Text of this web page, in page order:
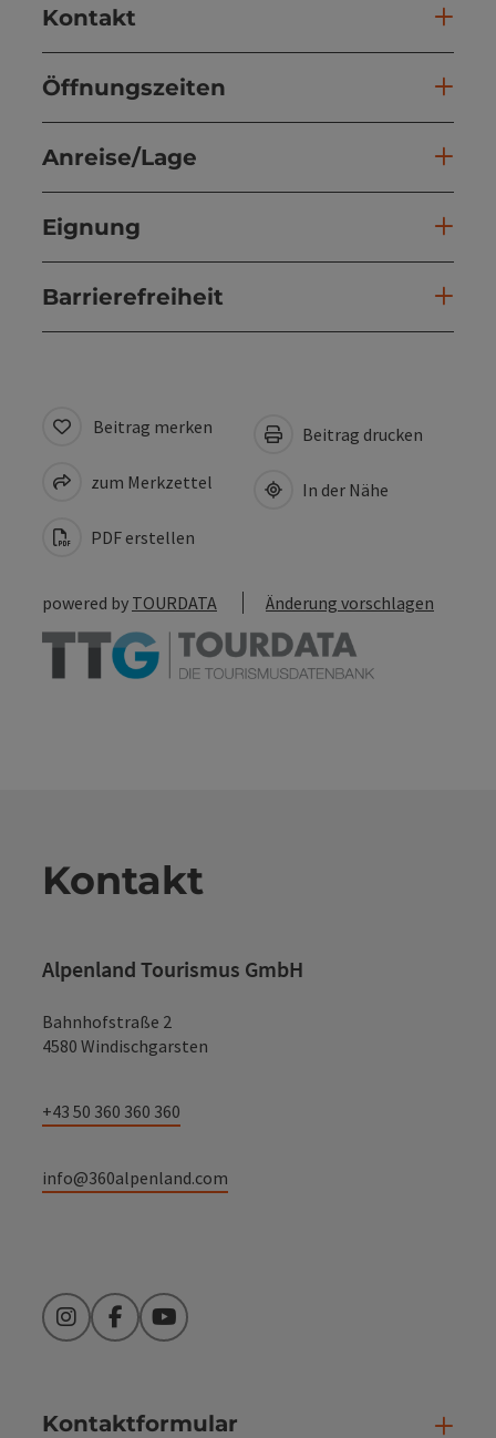
Kontakt
Öffnungszeiten
Anreise/Lage
Eignung
Barrierefreiheit
Beitrag merken
zum Merkzettel
PDF erstellen
Beitrag drucken
In der Nähe
powered by TOURDATA Änderung vorschlagen
Kontakt
Alpenland Tourismus GmbH
Bahnhofstraße 2
4580 Windischgarsten
+43 50 360 360 360
info@360alpenland.com
InstagramFacebookYouTube
Kontaktformular